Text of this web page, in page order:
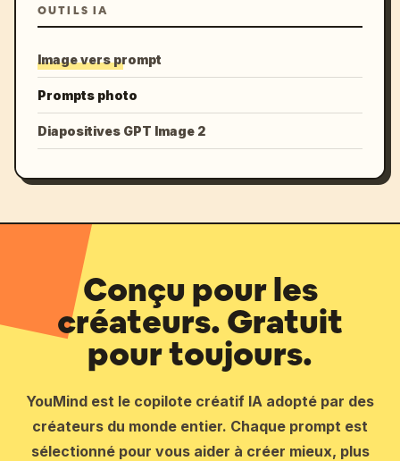
OUTILS IA
Image vers prompt
Prompts photo
Diapositives GPT Image 2
Conçu pour les
créateurs. Gratuit
pour toujours.
YouMind est le copilote créatif IA adopté par des
créateurs du monde entier. Chaque prompt est
sélectionné pour vous aider à créer mieux, plus